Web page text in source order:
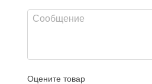
Оцените товар